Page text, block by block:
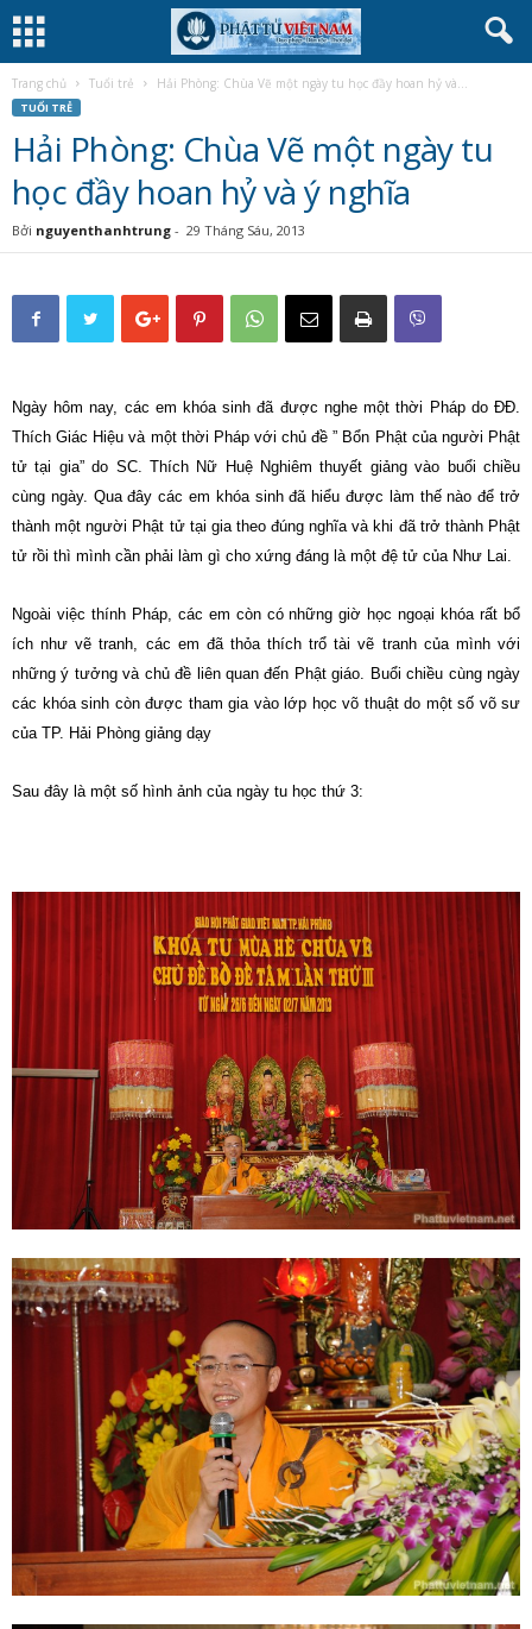
Trang chủ Tuổi trẻ Hải Phòng: Chùa Vẽ một ngày tu học đầy hoan hỷ và...
TUỔI TRẺ
Hải Phòng: Chùa Vẽ một ngày tu
học đầy hoan hỷ và ý nghĩa
Bởi nguyenthanhtrung - 29 Tháng Sáu, 2013
Ngày hôm nay, các em khóa sinh đã được nghe một thời Pháp do ĐĐ.
Thích Giác Hiệu và một thời Pháp với chủ đề ” Bổn Phật của người Phật
tử tại gia” do SC. Thích Nữ Huệ Nghiêm thuyết giảng vào buổi chiều
cùng ngày. Qua đây các em khóa sinh đã hiểu được làm thế nào để trở
thành một người Phật tử tại gia theo đúng nghĩa và khi đã trở thành Phật
tử rồi thì mình cần phải làm gì cho xứng đáng là một đệ tử của Như Lai.
Ngoài việc thính Pháp, các em còn có những giờ học ngoại khóa rất bổ
ích như vẽ tranh, các em đã thỏa thích trổ tài vẽ tranh của mình với
những ý tưởng và chủ đề liên quan đến Phật giáo. Buổi chiều cùng ngày
các khóa sinh còn được tham gia vào lớp học võ thuật do một số võ sư
của TP. Hải Phòng giảng dạy
Sau đây là một số hình ảnh của ngày tu học thứ 3: